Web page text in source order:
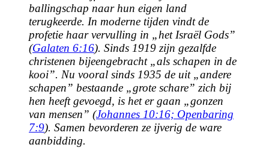
ballingschap naar hun eigen land
terugkeerde. In moderne tijden vindt de
profetie haar vervulling in „het Israël Gods”
(Galaten 6:16). Sinds 1919 zijn gezalfde
christenen bijeengebracht „als schapen in de
kooi”. Nu vooral sinds 1935 de uit „andere
schapen” bestaande „grote schare” zich bij
hen heeft gevoegd, is het er gaan „gonzen
van mensen” (Johannes 10:16; Openbaring
7:9). Samen bevorderen ze ijverig de ware
aanbidding.